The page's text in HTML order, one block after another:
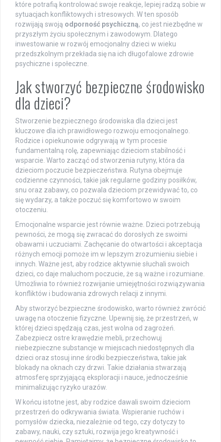
które potrafią kontrolować swoje reakcje, lepiej radzą sobie w
sytuacjach konfliktowych i stresowych. W ten sposób
rozwijają swoją odporność psychiczną, co jest niezbędne w
przyszłym życiu społecznym i zawodowym. Dlatego
inwestowanie w rozwój emocjonalny dzieci w wieku
przedszkolnym przekłada się na ich długofalowe zdrowie
psychiczne i społeczne.
Jak stworzyć bezpieczne środowisko
dla dzieci?
Stworzenie bezpiecznego środowiska dla dzieci jest
kluczowe dla ich prawidłowego rozwoju emocjonalnego.
Rodzice i opiekunowie odgrywają w tym procesie
fundamentalną rolę, zapewniając dzieciom stabilność i
wsparcie. Warto zacząć od stworzenia rutyny, która da
dzieciom poczucie bezpieczeństwa. Rutyna obejmuje
codzienne czynności, takie jak regularne godziny posiłków,
snu oraz zabawy, co pozwala dzieciom przewidywać to, co
się wydarzy, a także poczuć się komfortowo w swoim
otoczeniu.
Emocjonalne wsparcie jest równie ważne. Dzieci potrzebują
pewności, że mogą się zwracać do dorosłych ze swoimi
obawami i uczuciami. Zachęcanie do otwartości i akceptacja
różnych emocji pomoże im w lepszym zrozumieniu siebie i
innych. Ważne jest, aby rodzice aktywnie słuchali swoich
dzieci, co daje maluchom poczucie, że są ważne i rozumiane.
Umożliwia to również rozwijanie umiejętności rozwiązywania
konfliktów i budowania zdrowych relacji z innymi.
Aby stworzyć bezpieczne środowisko, warto również zwrócić
uwagę na otoczenie fizyczne. Upewnij się, że przestrzeń, w
której dzieci spędzają czas, jest wolna od zagrożeń.
Zabezpiecz ostre krawędzie mebli, przechowuj
niebezpieczne substancje w miejscach niedostępnych dla
dzieci oraz stosuj inne środki bezpieczeństwa, takie jak
blokady na oknach czy drzwi. Takie działania stwarzają
atmosferę sprzyjającą eksploracji i nauce, jednocześnie
minimalizując ryzyko urazów.
W końcu istotne jest, aby rodzice dawali swoim dzieciom
przestrzeń do odkrywania świata. Wspieranie ruchów i
pomysłów dziecka, niezależnie od tego, czy dotyczy to
zabawy, nauki, czy sztuki, rozwija jego kreatywność i